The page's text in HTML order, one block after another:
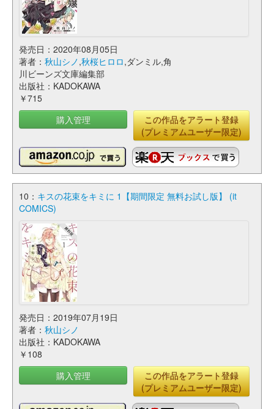
発売日：2020年08月05日
著者： 秋山シノ ,秋桜ヒロロ,ダンミル,角
川ビーンズ文庫編集部
出版社：KADOKAWA
￥715
購入管理
この作品をアラート登録
(プレミアムユーザー限定)
10： キスの花束をキミに 1【期間限定 無料お試し版】 (it
COMICS)
発売日：2019年07月19日
著者： 秋山シノ
出版社：KADOKAWA
￥108
購入管理
この作品をアラート登録
(プレミアムユーザー限定)